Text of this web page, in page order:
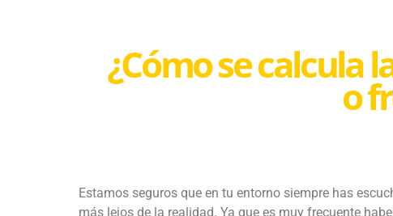
¿Cómo se calcula
o
Estamos seguros que en tu entorno siempre has
más lejos de la realidad. Ya que es muy frecuente